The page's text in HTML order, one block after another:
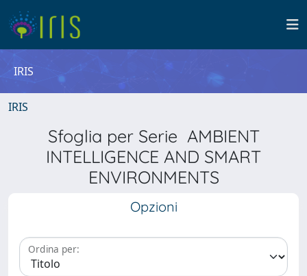
IRIS
IRIS
Sfoglia per Serie AMBIENT
INTELLIGENCE AND SMART
ENVIRONMENTS
Opzioni
Ordina per: